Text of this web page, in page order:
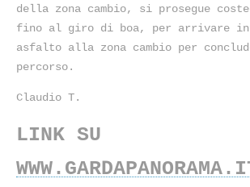
della zona cambio, si prosegue
fino al giro di boa, per arrivare
asfalto alla zona cambio per
percorso.
Claudio T.
LINK SU